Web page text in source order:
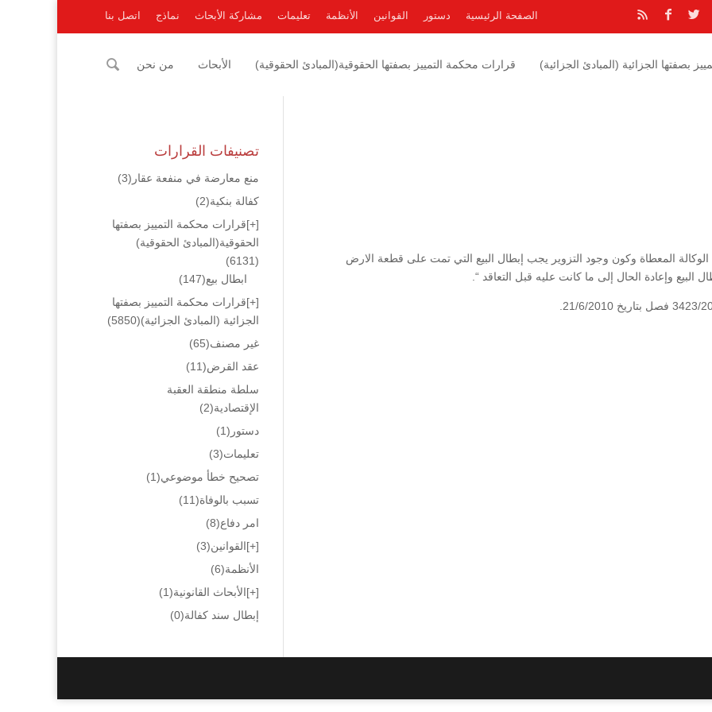
الصفحة الرئيسية دستور القوانين الأنظمة تعليمات مشاركة الأبحاث نماذج اتصل بنا
بصفتها الجزائية (المبادئ الجزائية) قرارات محكمة التمييز بصفتها الحقوقية(المبادئ الحقوقية) الأبحاث من نحن
المعطاة وكون وجود التزوير يجب إبطال البيع التي تمت على قطعة الارض
وإعادة الحال إلى ما كانت عليه قبل التعاقد “.
تصنيفات القرارات
منع معارضة في منفعة عقار (3)
كفالة بنكية(2)
[+]قرارات محكمة التمييز بصفتها
الحقوقية(المبادئ الحقوقية)
(6131)
ابطال بيع(147)
[+]قرارات محكمة التمييز بصفتها
الجزائية (المبادئ الجزائية)(5850)
غير مصنف(65)
عقد القرض(11)
سلطة منطقة العقبة
الإقتصادية(2)
دستور (1)
تعليمات(3)
تصحيح خطأ موضوعي(1)
تسبب بالوفاة(11)
امر دفاع(8)
[+]القوانين(3)
الأنظمة(6)
[+]الأبحاث القانونية(1)
إبطال سند كفالة(0)